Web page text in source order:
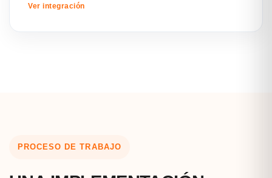
Ver integración
PROCESO DE TRABAJO